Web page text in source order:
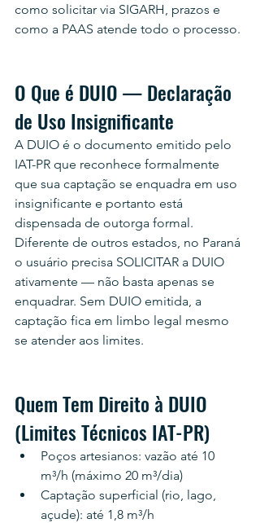
como solicitar via SIGARH, prazos e
como a PAAS atende todo o processo.
O Que é DUIO — Declaração
de Uso Insignificante
A DUIO é o documento emitido pelo
IAT-PR que reconhece formalmente
que sua captação se enquadra em uso
insignificante e portanto está
dispensada de outorga formal.
Diferente de outros estados, no Paraná
o usuário precisa SOLICITAR a DUIO
ativamente — não basta apenas se
enquadrar. Sem DUIO emitida, a
captação fica em limbo legal mesmo
se atender aos limites.
Quem Tem Direito à DUIO
(Limites Técnicos IAT-PR)
Poços artesianos: vazão até 10
m³/h (máximo 20 m³/dia)
Captação superficial (rio, lago,
açude): até 1,8 m³/h